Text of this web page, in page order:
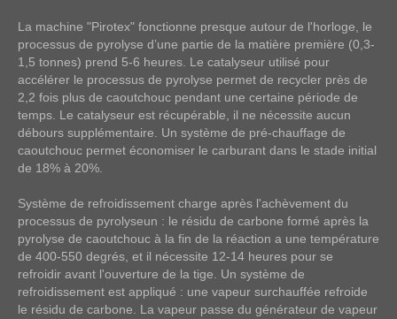
La machine "Pirotex" fonctionne presque autour de l'horloge, le
processus de pyrolyse d’une partie de la matière première (0,3-
1,5 tonnes) prend 5-6 heures. Le catalyseur utilisé pour
accélérer le processus de pyrolyse permet de recycler près de
2,2 fois plus de caoutchouc pendant une certaine période de
temps. Le catalyseur est récupérable, il ne nécessite aucun
débours supplémentaire. Un système de pré-chauffage de
caoutchouc permet économiser le carburant dans le stade initial
de 18% à 20%.
Système de refroidissement charge après l'achèvement du
processus de pyrolyseun : le résidu de carbone formé après la
pyrolyse de caoutchouc à la fin de la réaction a une température
de 400-550 degrés, et il nécessite 12-14 heures pour se
refroidir avant l'ouverture de la tige. Un système de
refroidissement est appliqué : une vapeur surchauffée refroide
le résidu de carbone. La vapeur passe du générateur de vapeur